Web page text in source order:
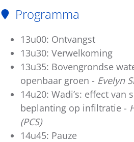
Programma
13u00: Ontvangst
13u30: Verwelkoming
13u35: Bovengrondse
openbaar groen - Evelyn
14u20: Wadi’s: effect van
beplanting op infiltratie -
(PCS)
14u45: Pauze